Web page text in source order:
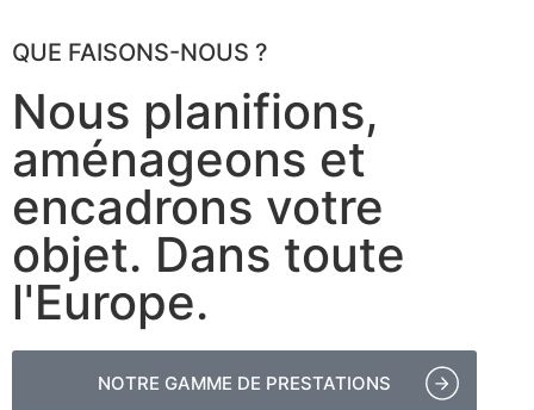
QUE FAISONS-NOUS ?
Nous planifions,
aménageons et
encadrons votre
objet. Dans toute
l'Europe.
NOTRE GAMME DE PRESTATIONS